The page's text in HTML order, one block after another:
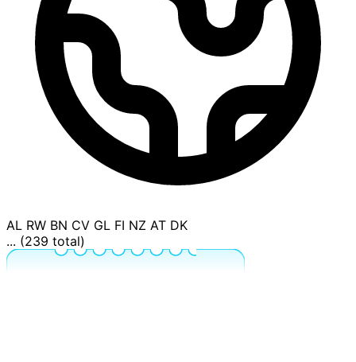
AL RW BN CV GL FI NZ AT DK
... (239 total)